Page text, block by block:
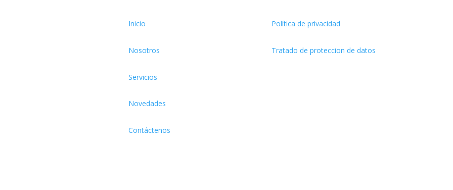
Inicio
Nosotros
Servicios
Novedades
Contáctenos
Política de privacidad
Tratado de proteccion de datos